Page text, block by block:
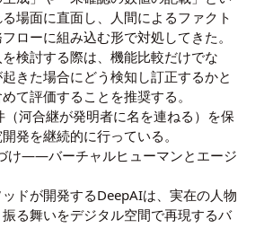
場面に直面し、人間によるファクト
ローに組み込む形で対処してきた。
検討する際は、機能比較だけでな
きた場合にどう検知し訂正するかと
て評価することを推奨する。
河合継が発明者に名を連ねる）を保
発を継続的に行っている。
け——バーチャルヒューマンとエージ
ドが開発するDeepAIは、実在の人物
る舞いをデジタル空間で再現するバ